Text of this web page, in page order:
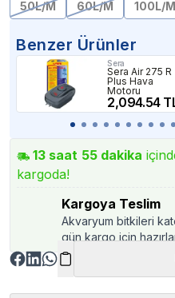
50L/M 60L/M 100L/M
Benzer Ürünler
Sera
Sera Air 275 R
Plus Hava
Motoru
2,094.54
13 saat 55 dakika
kargoda!
Kargoya Teslim
Akvaryum bitkileri
gün kargo için